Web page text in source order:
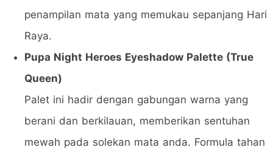
penampilan mata yang memukau sepanjang Hari
Raya.
Pupa Night Heroes Eyeshadow Palette (True
Queen)
Palet ini hadir dengan gabungan warna yang
berani dan berkilauan, memberikan sentuhan
mewah pada solekan mata anda. Formula tahan